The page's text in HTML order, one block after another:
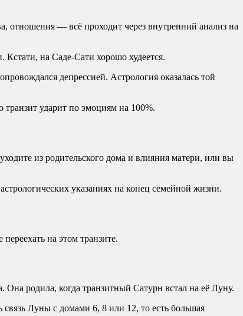
отношения — всё проходит через внутренний анализ на
на Саде-Сати хорошо худеется.
депрессией. Астрология оказалась той
ударит по эмоциям на 100%.
из родительского дома и влияния матери, или вы
указаниях на конец семейной жизни.
на этом транзите.
родила, когда транзитный Сатурн встал на её Луну.
Луны с домами 6, 8 или 12, то есть большая